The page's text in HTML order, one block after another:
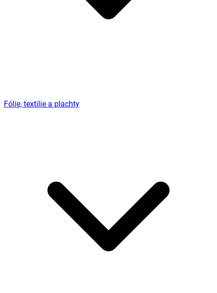
Fólie, textilie a plachty